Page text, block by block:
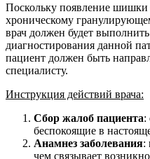
Поскольку появление шишки
хроническому
врач должен будет
диагностирования данной
пациент должен быть
специалисту.
Инструкция действий врача:
Сбор жалоб пациента:
беспокоящие в
Анамнез заболевания:
чем связывает